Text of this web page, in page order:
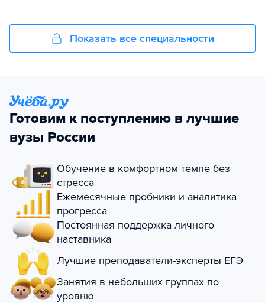
Показать все специальности
Готовим к поступлению в лучшие
вузы России
Обучение в комфортном темпе без
стресса
Ежемесячные пробники и аналитика
прогресса
Постоянная поддержка личного
наставника
Лучшие преподаватели-эксперты ЕГЭ
Занятия в небольших группах по
уровню